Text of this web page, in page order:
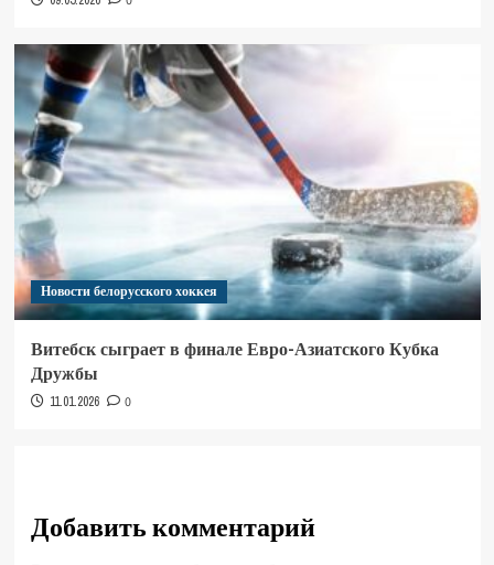
Новости белорусского хоккея
Витебск сыграет в финале Евро-Азиатского Кубка
Дружбы
11.01.2026 0
Добавить комментарий